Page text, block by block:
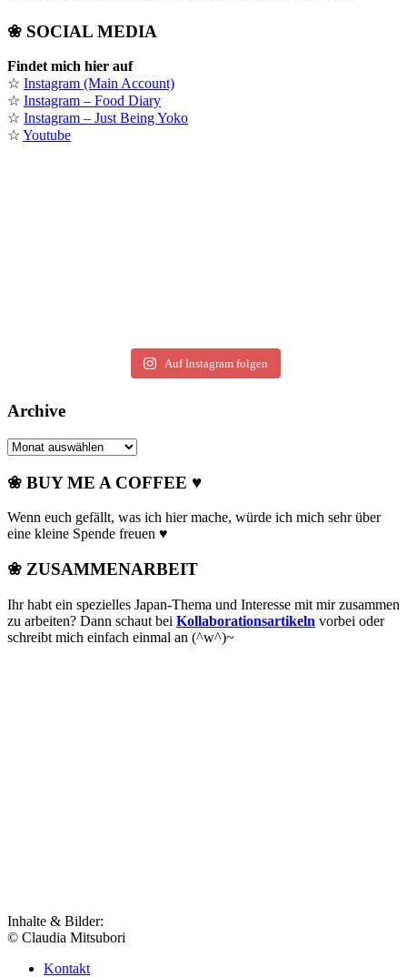
❀ SOCIAL MEDIA
Findet mich hier auf
☆ Instagram (Main Account)
☆ Instagram – Food Diary
☆ Instagram – Just Being Yoko
☆ Youtube
Auf Instagram folgen
Archive
Archive
❀ BUY ME A COFFEE ♥
Wenn euch gefällt, was ich hier mache, würde ich mich sehr über
eine kleine Spende freuen ♥
❀ ZUSAMMENARBEIT
Ihr habt ein spezielles Japan-Thema und Interesse mit mir zusammen
zu arbeiten? Dann schaut bei Kollaborationsartikeln vorbei oder
schreibt mich einfach einmal an (^w^)~
Inhalte & Bilder:
© Claudia Mitsubori
Kontakt